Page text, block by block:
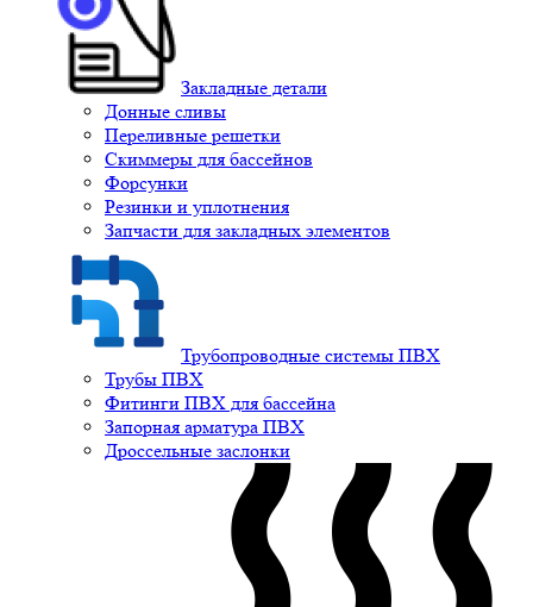
Закладные детали
Донные сливы
Переливные решетки
Скиммеры для бассейнов
Форсунки
Резинки и уплотнения
Запчасти для закладных элементов
Трубопроводные системы ПВХ
Трубы ПВХ
Фитинги ПВХ для бассейна
Запорная арматура ПВХ
Дроссельные заслонки